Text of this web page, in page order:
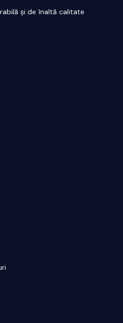
și de înaltă calitate